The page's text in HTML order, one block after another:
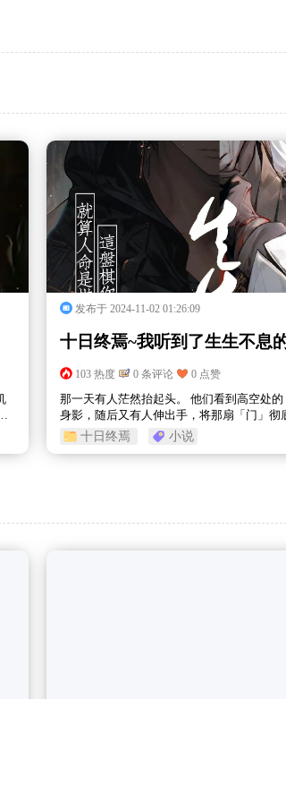
发布于 2024-11-02 01:26:09
十日终焉~我听到了生生不息
103 热度 0 条评论 0 点赞
那一天有人茫然抬起头。 他们看到高空处
身影，随后又有人伸出手，将那扇「门」彻
间，所有的微光从高空之中彻底消失，每个
十日终焉 小说